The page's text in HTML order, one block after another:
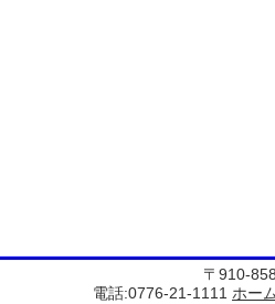
〒910-
電話:0776-21-1111 ホー